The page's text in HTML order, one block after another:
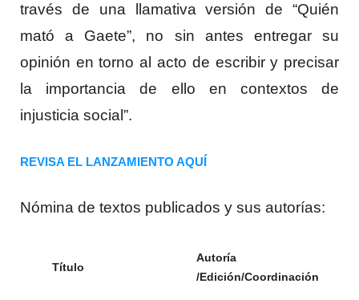
través de una llamativa versión de “Quién
mató a Gaete”, no sin antes entregar su
opinión en torno al acto de escribir y precisar
la importancia de ello en contextos de
injusticia social”.
REVISA EL LANZAMIENTO AQUÍ
Nómina de textos publicados y sus autorías:
Título
Autoría
/Edición/Coordinación